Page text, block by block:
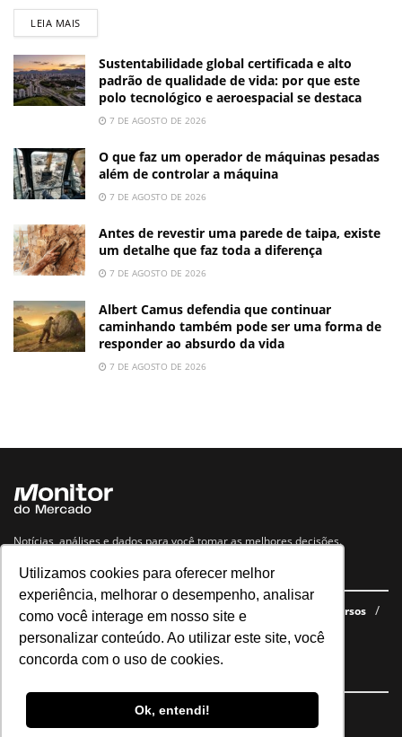
Utilizamos cookies para oferecer melhor
experiência, melhorar o desempenho, analisar
como você interage em nosso site e
personalizar conteúdo. Ao utilizar este site, você
concorda com o uso de cookies.
Ok, entendi!
LEIA MAIS
Sustentabilidade global certificada e alto
padrão de qualidade de vida: por que este
polo tecnológico e aeroespacial se destaca
7 DE AGOSTO DE 2026
O que faz um operador de máquinas pesadas
além de controlar a máquina
7 DE AGOSTO DE 2026
Antes de revestir uma parede de taipa, existe
um detalhe que faz toda a diferença
7 DE AGOSTO DE 2026
Albert Camus defendia que continuar
caminhando também pode ser uma forma de
responder ao absurdo da vida
7 DE AGOSTO DE 2026
Notícias, análises e dados para você tomar as melhores decisões.
Navegue no site
Últimas notícias Quem somos E-books gratuitos
Cursos
Política de privacidade